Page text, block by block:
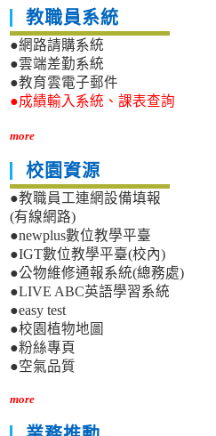
教職員系統
●網路請購系統
●雲端差勤系統
●教育雲電子郵件
●成績輸入系統、課表查詢
more
校園資源
●教職員工連網設備填報
(有線網路)
●newplus數位教學平臺
●IGT數位教學平臺(校內)
●公物維修通報系統(總務處)
●LIVE ABC英語學習系統
●easy test
●校園植物地圖
●粉絲專頁
●空氣品質
more